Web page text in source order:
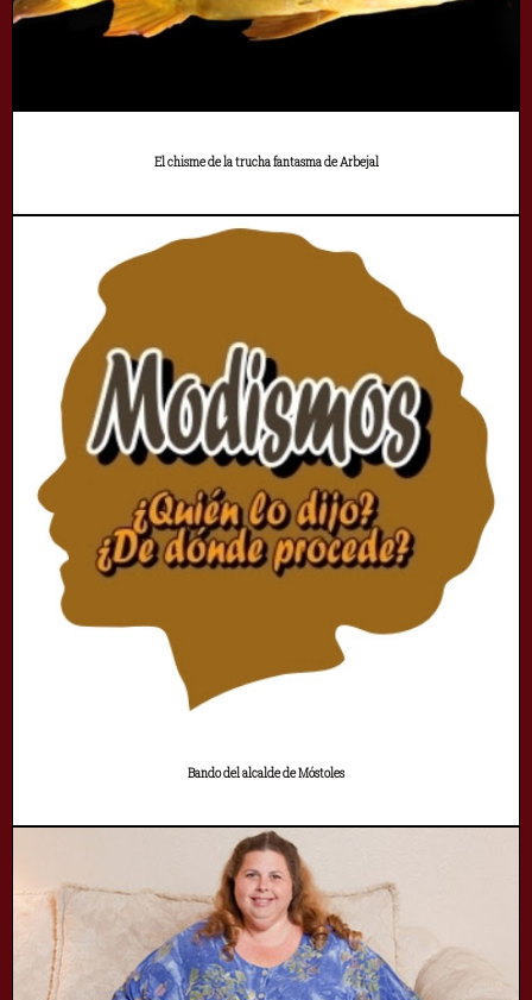
El chisme de la trucha fantasma de Arbejal
Bando del alcalde de Móstoles